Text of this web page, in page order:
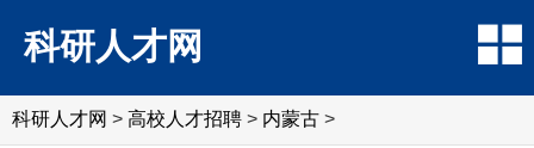
科研人才网
科研人才网 > 高校人才招聘 > 内蒙古 >